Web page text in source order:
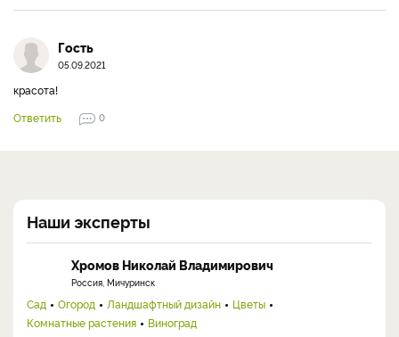
Гость
05.09.2021
красота!
Ответить
0
Наши эксперты
Хромов Николай Владимирович
Россия, Мичуринск
Сад Огород Ландшафтный дизайн
Цветы
Комнатные растения
Виноград